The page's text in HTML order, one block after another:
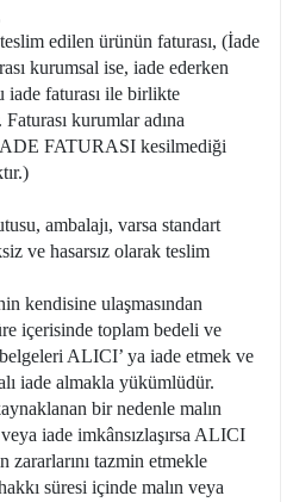
edilen ürünün faturası, (İade
kurumsal ise, iade ederken
faturası ile birlikte
kurumlar adına
FATURASI kesilmediği
ambalajı, varsa standart
ve hasarsız olarak teslim
kendisine ulaşmasından
içerisinde toplam bedeli ve
ALICI’ ya iade etmek ve
iade almakla yükümlüdür.
bir nedenle malın
iade imkânsızlaşırsa ALICI
zararlarını tazmin etmekle
süresi içinde malın veya